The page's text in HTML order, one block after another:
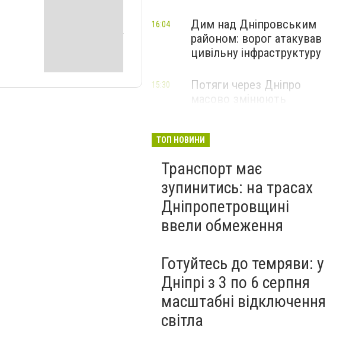
Дим над Дніпровським
районом: ворог атакував
цивільну інфраструктуру
16:04
Потяги через Дніпро
15:30
ТОП НОВИНИ
Транспорт має
зупинитись: на трасах
Дніпропетровщині
ввели обмеження
Готуйтесь до темряви: у
Дніпрі з 3 по 6 серпня
масштабні відключення
світла